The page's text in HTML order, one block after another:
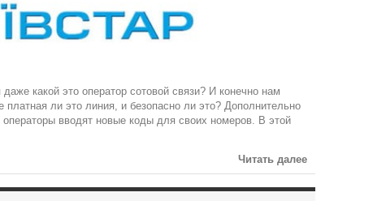
какой это оператор сотовой связи? И конечно нам
платная ли это линия, и безопасно ли это? Дополнительно
операторы вводят новые коды для своих номеров. В этой
Читать далее